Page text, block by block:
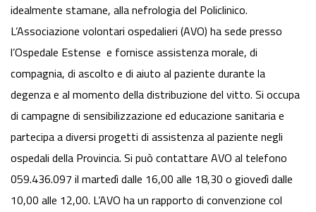
idealmente stamane, alla nefrologia del Policlinico.
L’Associazione volontari ospedalieri (AVO) ha sede presso
l’Ospedale Estense e fornisce assistenza morale, di
compagnia, di ascolto e di aiuto al paziente durante la
degenza e al momento della distribuzione del vitto. Si occupa
di campagne di sensibilizzazione ed educazione sanitaria e
partecipa a diversi progetti di assistenza al paziente negli
ospedali della Provincia. Si può contattare AVO al telefono
059.436.097 il martedì dalle 16,00 alle 18,30 o giovedì dalle
10,00 alle 12,00. L’AVO ha un rapporto di convenzione col